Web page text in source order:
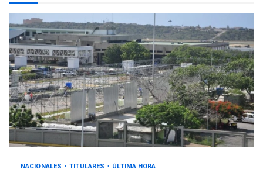
4
ÚLTIMA HORA
Gobierno y AN2015 en
nueva mesa de diálogo
5
INTERNACIONALES ÚLTIMA HORA
Hiroshima 81 años de la
debacle atómica. Japón
debate principios no
nucleares
NACIONALES TITULARES ÚLTIMA HORA